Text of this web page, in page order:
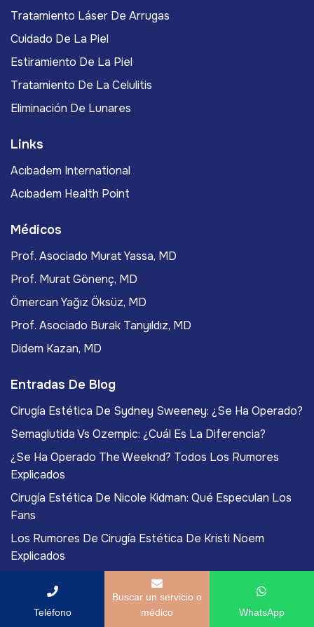
Tratamiento Láser De Arrugas
Cuidado De La Piel
Estiramiento De La Piel
Tratamiento De La Celulitis
Eliminación De Lunares
Links
Acıbadem International
Acıbadem Health Point
Médicos
Prof. Asociado Murat Yassa, MD
Prof. Murat Gönenç, MD
Ömercan Yağız Öksüz, MD
Prof. Asociado Burak Tanyıldız, MD
Didem Kazan, MD
Entradas De Blog
Cirugía Estética De Sydney Sweeney: ¿Se Ha Operado?
Semaglutida Vs Ozempic: ¿Cuál Es La Diferencia?
¿Se Ha Operado The Weeknd? Todos Los Rumores
Explicados
Cirugía Estética De Nicole Kidman: Qué Especulan Los
Fans
Los Rumores De Cirugía Estética De Kristi Noem
Explicados
Teléfono
Buscar un servicio o
médico
WhatsApp